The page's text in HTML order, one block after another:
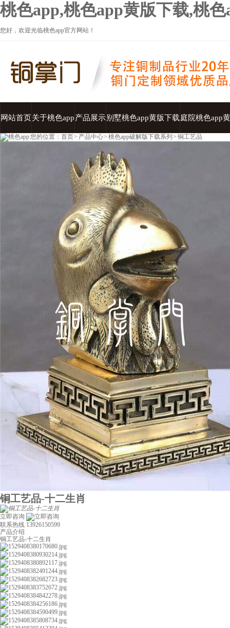
桃色app,桃色app黄版下载,桃
您好，欢迎光临桃色app官方网站！
网站首页关于桃色app产品展示别墅桃色app黄版下载庭院桃色app
您的位置： 首页> 产品中心> 桃色app破解版下载系列 > 铜工艺品
铜工艺品-十二生肖
立即咨询
联系热线 13926150599
产品介绍
铜工艺品-十二生肖